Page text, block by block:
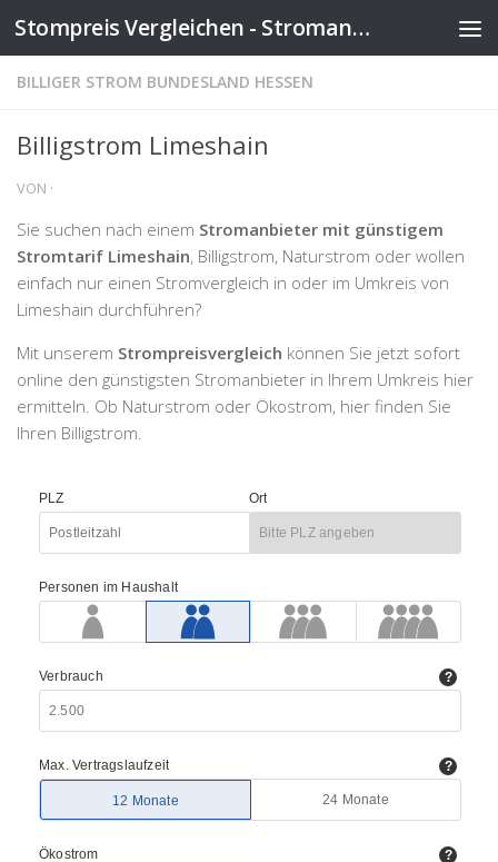
Zum Inhalt springen Stompreis Vergleichen - Stromanbieter wechseln
BILLIGER STROM BUNDESLAND HESSEN
Billigstrom Limeshain
VON ·
Sie suchen nach einem Stromanbieter mit günstigem
Stromtarif Limeshain, Billigstrom, Naturstrom oder wollen
einfach nur einen Stromvergleich in oder im Umkreis von
Limeshain durchführen?
Mit unserem Strompreisvergleich können Sie jetzt sofort
online den günstigsten Stromanbieter in Ihrem Umkreis hier
ermitteln. Ob Naturstrom oder Ökostrom, hier finden Sie
Ihren Billigstrom.